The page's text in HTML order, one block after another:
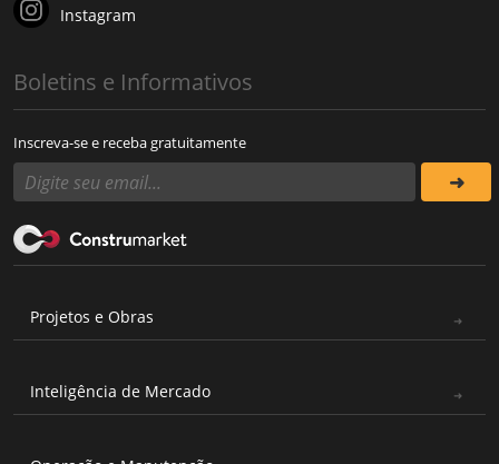
Instagram
Boletins e Informativos
Inscreva-se e receba gratuitamente
Projetos e Obras
Inteligência de Mercado